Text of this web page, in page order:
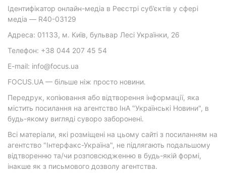
Ідентифікатор онлайн-медіа в Реєстрі суб’єктів у сфері
медіа — R40-03129
Адреса: 01133, м. Київ, бульвар Лесі Українки, 26
Телефон: +38 044 207 45 54
E-mail: info@focus.ua
FOCUS.UA — більше ніж просто новини.
Передрук, копіювання або відтворення інформації, яка
містить посилання на агентство ІнА "Українські Новини", в
будь-якому вигляді суворо заборонені.
Всі матеріали, які розміщені на цьому сайті з посиланням на
агентство "Інтерфакс-Україна", не підлягають подальшому
відтворенню та/чи розповсюдженню в будь-якій формі,
інакше як з письмового дозволу агентства.